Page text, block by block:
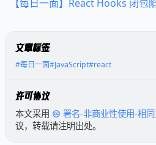
【每日一面】React Hooks 闭包
文章标签
#每日一面#JavaScript#react
许可协议
本文采用 署名-非商业性使用-相
议，转载请注明出处。